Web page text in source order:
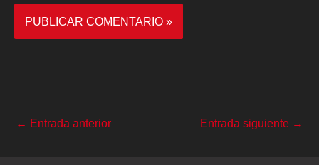
← Entrada anterior Entrada siguiente →